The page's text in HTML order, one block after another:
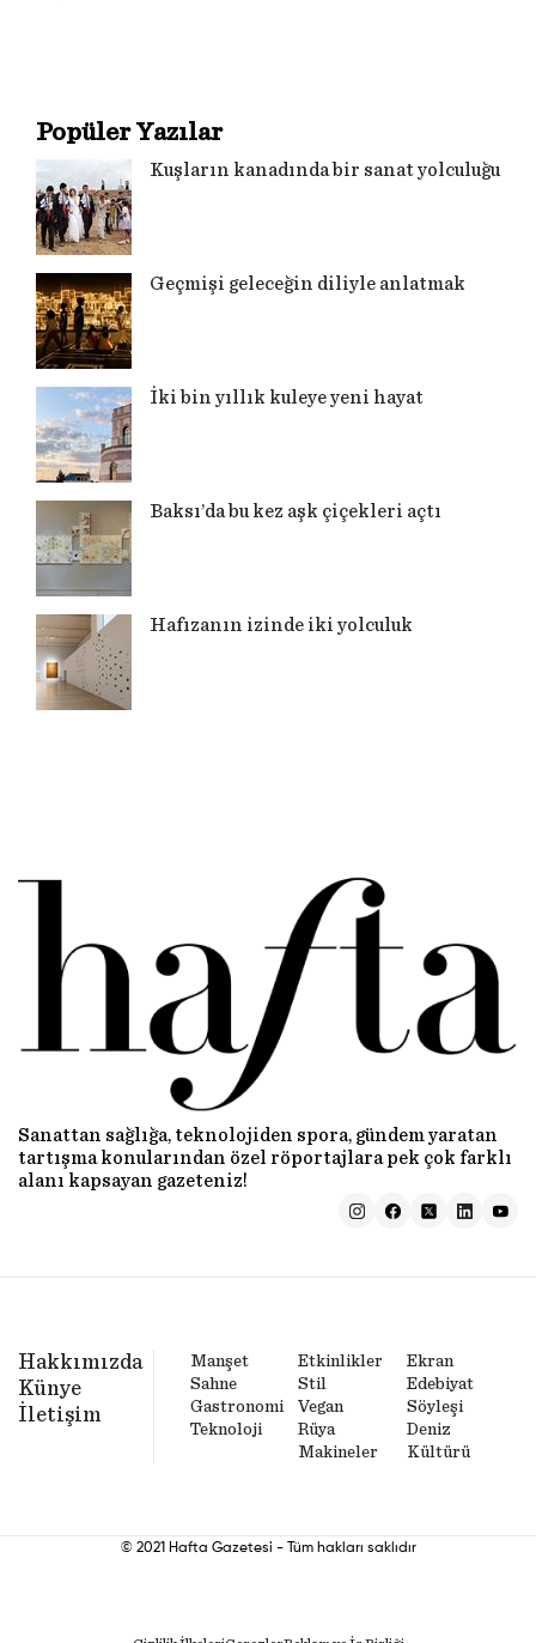
Popüler Yazılar
Kuşların kanadında bir sanat yolculuğu
Geçmişi geleceğin diliyle anlatmak
İki bin yıllık kuleye yeni hayat
Baksı’da bu kez aşk çiçekleri açtı
Hafızanın izinde iki yolculuk
Sanattan sağlığa, teknolojiden spora, gündem yaratan
tartışma konularından özel röportajlara pek çok farklı
alanı kapsayan gazeteniz!
Hakkımızda
Künye
İletişim
Manşet Etkinlikler
Ekran
Sahne
Stil
Edebiyat
Gastronomi
Vegan
Söyleşi
Teknoloji
Rüya
Makineler
Deniz
Kültürü
© 2021 Hafta Gazetesi - Tüm hakları saklıdır